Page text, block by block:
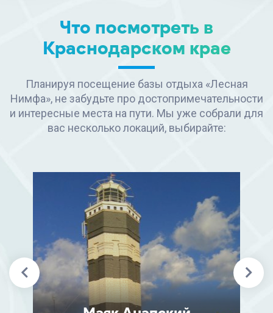
Что посмотреть в
Краснодарском крае
Планируя посещение базы отдыха «Лесная
Нимфа», не забудьте про достопримечательности
и интересные места на пути. Мы уже собрали для
вас несколько локаций, выбирайте: